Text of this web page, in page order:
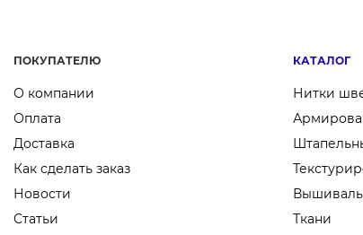
ПОКУПАТЕЛЮ
О компании
Оплата
Доставка
Как сделать заказ
Новости
Статьи
КАТАЛОГ
Нитки
Ткани